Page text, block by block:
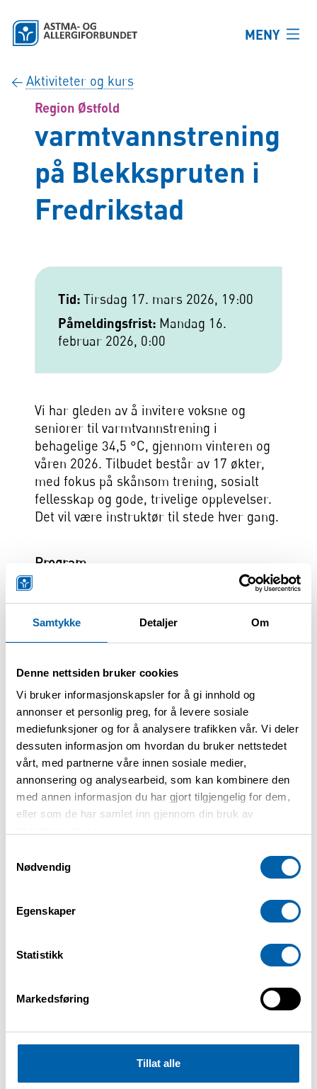
Samtykke Detaljer Om
Denne nettsiden bruker cookies
Vi bruker informasjonskapsler for å gi innhold og
annonser et personlig preg, for å levere sosiale
mediefunksjoner og for å analysere trafikken vår. Vi deler
dessuten informasjon om hvordan du bruker nettstedet
vårt, med partnerne våre innen sosiale medier,
annonsering og analysearbeid, som kan kombinere den
med annen informasjon du har gjort tilgjengelig for dem,
eller som de har samlet inn gjennom din bruk av
Nødvendig
Egenskaper
Statistikk
Markedsføring
Tillat alle
MENY
← Aktiviteter og kurs
Region Østfold
varmtvannstrening
på Blekkspruten i
Fredrikstad
Tid: Tirsdag 17. mars 2026, 19:00
Påmeldingsfrist: Mandag 16.
februar 2026, 0:00
Vi har gleden av å invitere voksne og
seniorer til varmtvannstrening i
behagelige 34,5 °C, gjennom vinteren og
våren 2026. Tilbudet består av 17 økter,
med fokus på skånsom trening, sosialt
fellesskap og gode, trivelige opplevelser.
Det vil være instruktør til stede hver gang.
Program
Varmtvannsbading/trening kl. 19:00–20:00
Februar: 17/2, 24/2
Mars: 3/3, 10/3, 17/3, 24/3
April: 7/4, 14/4, 21/4, 28/4
Mai: 5/5, 12/5, 19/5, 26/5
Juni: 2/6, 9/6, 16/6
Målgruppe: Voksne og seniorer
1661 Rolvsøy
Påmeldingen er bindende, og førstemann
til mølla-prinsippet gjelder.
E-post:region.ostfold@naaf.no